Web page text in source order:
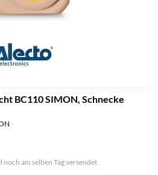
BC110 SIMON, Schnecke
noch am selben Tag versendet